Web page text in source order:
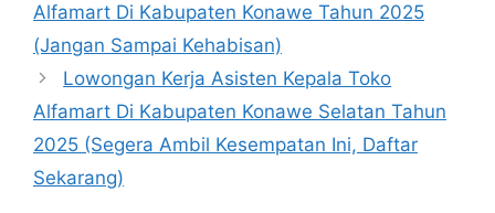
Alfamart Di Kabupaten Konawe Tahun 2025
(Jangan Sampai Kehabisan)
Lowongan Kerja Asisten Kepala Toko
Alfamart Di Kabupaten Konawe Selatan Tahun
2025 (Segera Ambil Kesempatan Ini, Daftar
Sekarang)